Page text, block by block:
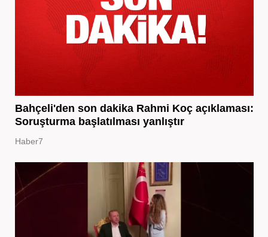
Bahçeli'den son dakika Rahmi Koç açıklaması:
Soruşturma başlatılması yanlıştır
Haber7